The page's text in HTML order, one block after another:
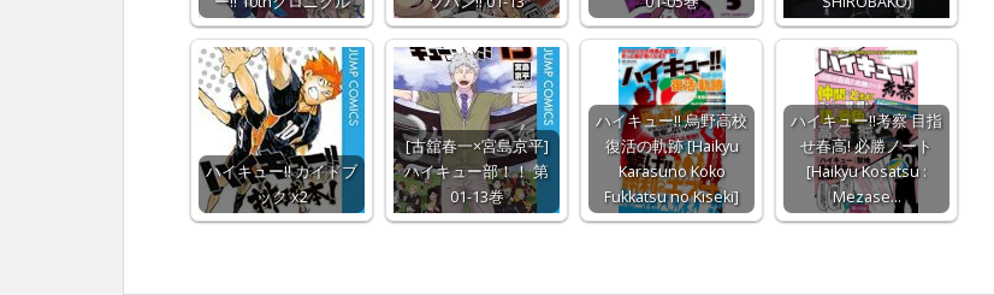
ハイキュー!! ガイドブ
ック x2
[古舘春一×宮島京平]
ハイキュー部！！ 第
01-13巻
ハイキュー!! 烏野高校
復活の軌跡 [Haikyu
Karasuno Koko
Fukkatsu no Kiseki]
ハイキュー!!考察 目指
せ春高! 必勝ノート
[Haikyu Kosatsu :
Mezase…